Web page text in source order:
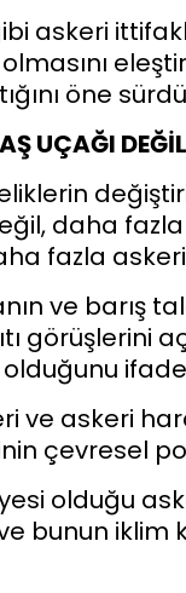
askeri
olmasını
öne
UÇAĞI
daha
fazla
ve
görüşlerini
ve askeri
çevresel
olduğu
bunun